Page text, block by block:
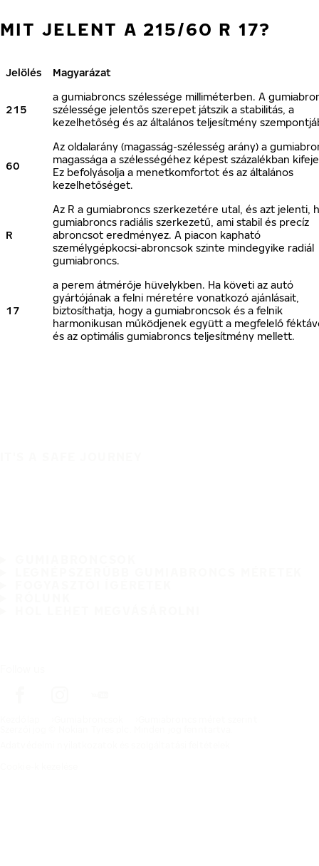
MIT JELENT A 215/60 R 17?
Jelölés Magyarázat
215
a gumiabroncs szélessége milliméterben. A
szélessége jelentős szerepet játszik a stabilitás, a
kezelhetőség és az általános teljesítmény
60
Az oldalarány (magasság-szélesség arány) a
magassága a szélességéhez képest százalékban
Ez befolyásolja a menetkomfortot és az általános
kezelhetőséget.
R
Az R a gumiabroncs szerkezetére utal, és azt jelenti,
gumiabroncs radiális szerkezetű, ami stabil és precíz
abroncsot eredményez. A piacon kapható
személygépkocsi-abroncsok szinte mindegyike radiál
gumiabroncs.
17
a perem átmérője hüvelykben. Ha követi az autó
gyártójának a felni méretére vonatkozó ajánlásait,
biztosíthatja, hogy a gumiabroncsok és a felnik
harmonikusan működjenek együtt a megfelelő
és az optimális gumiabroncs teljesítmény mellett.